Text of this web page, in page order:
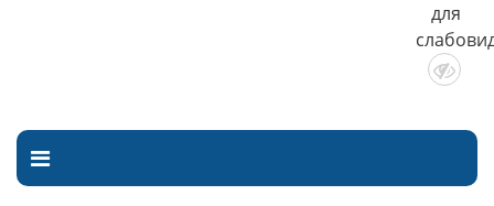
для